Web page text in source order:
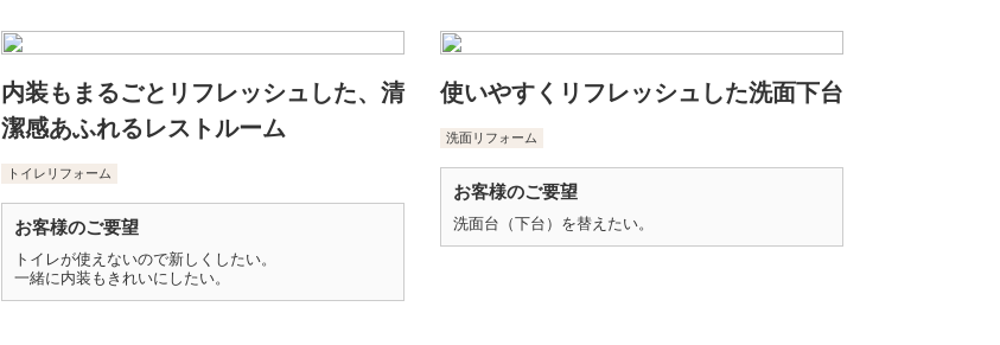
内装もまるごとリフレッシュした、清
潔感あふれるレストルーム
トイレリフォーム
お客様のご要望
トイレが使えないので新しくしたい。
一緒に内装もきれいにしたい。
使いやすくリフレッシュした洗面下台
洗面リフォーム
お客様のご要望
洗面台（下台）を替えたい。